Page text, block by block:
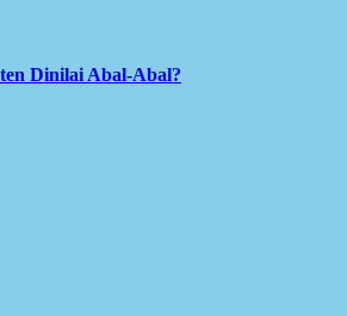
Dinilai Abal-Abal?